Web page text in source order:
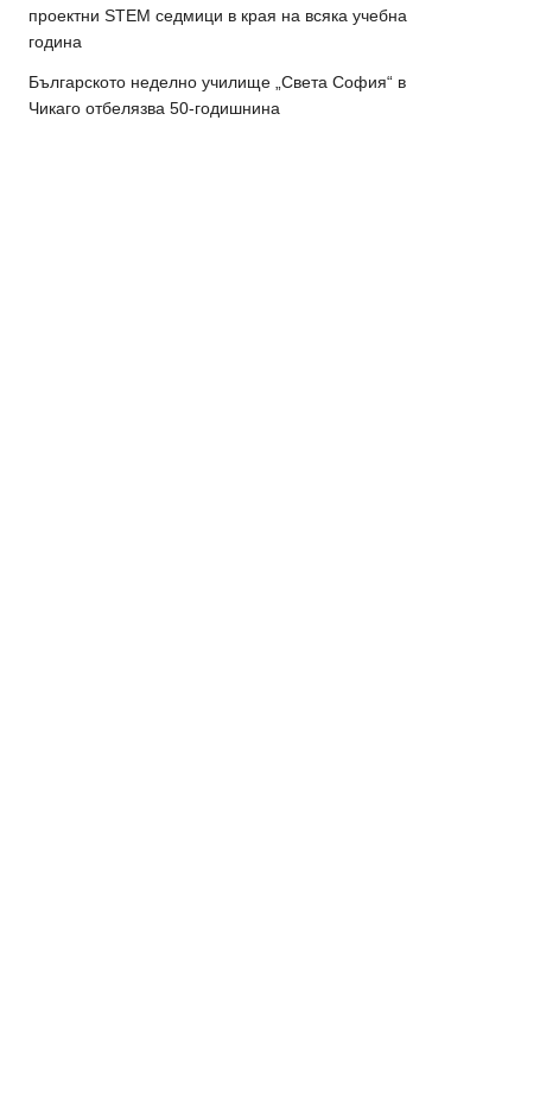
проектни STEM седмици в края на всяка учебна
година
Българското неделно училище „Света София“ в
Чикаго отбелязва 50-годишнина